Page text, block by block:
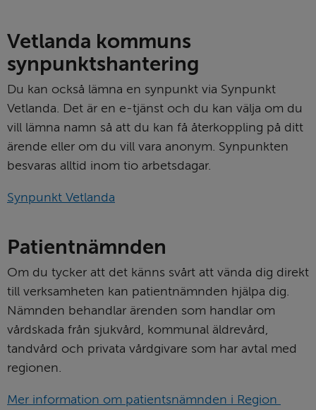
Vetlanda kommuns
synpunktshantering
Du kan också lämna en synpunkt via Synpunkt
Vetlanda. Det är en e-tjänst och du kan välja om du
vill lämna namn så att du kan få återkoppling på ditt
ärende eller om du vill vara anonym. Synpunkten
besvaras alltid inom tio arbetsdagar.
Synpunkt Vetlanda
Patientnämnden
Om du tycker att det känns svårt att vända dig direkt
till verksamheten kan patientnämnden hjälpa dig.
Nämnden behandlar ärenden som handlar om
vårdskada från sjukvård, kommunal äldrevård,
tandvård och privata vårdgivare som har avtal med
regionen.
Mer information om patientsnämnden i Region